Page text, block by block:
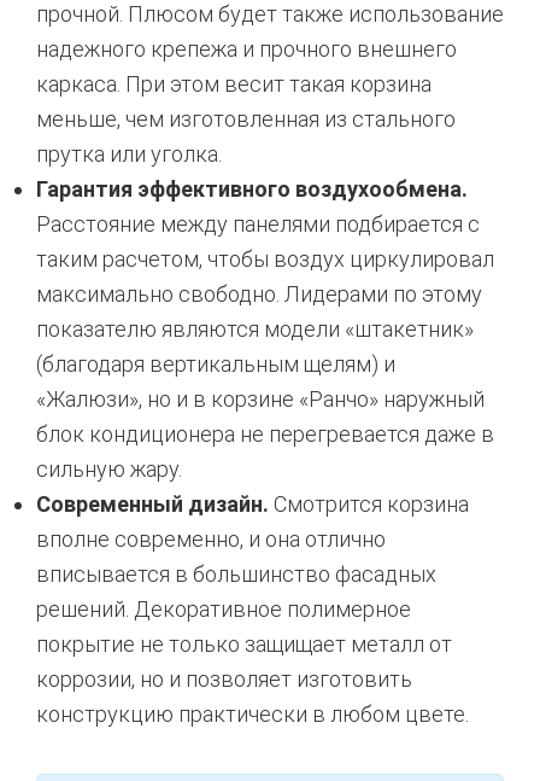
прочной. Плюсом будет также использование
надежного крепежа и прочного внешнего
каркаса. При этом весит такая корзина
меньше, чем изготовленная из стального
прутка или уголка.
Гарантия эффективного воздухообмена.
Расстояние между панелями подбирается с
таким расчетом, чтобы воздух циркулировал
максимально свободно. Лидерами по этому
показателю являются модели «штакетник»
(благодаря вертикальным щелям) и
«Жалюзи», но и в корзине «Ранчо» наружный
блок кондиционера не перегревается даже в
сильную жару.
Современный дизайн. Смотрится корзина
вполне современно, и она отлично
вписывается в большинство фасадных
решений. Декоративное полимерное
покрытие не только защищает металл от
коррозии, но и позволяет изготовить
конструкцию практически в любом цвете.